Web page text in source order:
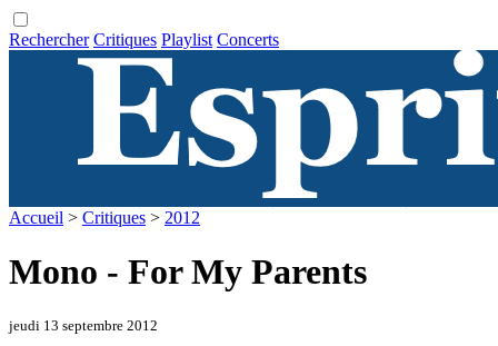
Rechercher Critiques Playlist Concerts
Accueil > Critiques > 2012
Mono - For My Parents
jeudi 13 septembre 2012